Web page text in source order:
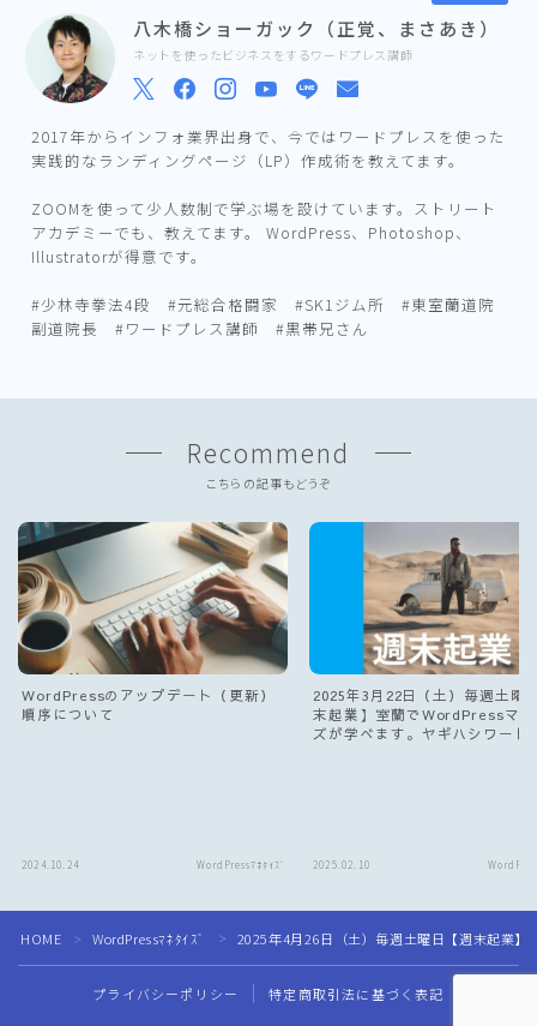
八木橋ショーガック（正覚、まさあき）
ネットを使ったビジネスをするワードプレス講師
2017年からインフォ業界出身で、今ではワードプレスを使った
実践的なランディングページ（LP）作成術を教えてます。
ZOOMを使って少人数制で学ぶ場を設けています。ストリート
アカデミーでも、教えてます。 WordPress、Photoshop、
Illustratorが得意です。
#少林寺拳法4段 #元総合格闘家 #SK1ジム所 #東室蘭道院
副道院長 #ワードプレス講師 #黒帯兄さん
Recommend
こちらの記事もどうぞ
WordPressのアップデート（更新）
順序について
2024.10.24 WordPressﾏﾈﾀｲｽﾞ
2025年3月22日（土）毎週土曜
末起業】室蘭でWordPressマ
ズが学べます。ヤギハシワード
2025.02.10
HOME ＞ WordPressﾏﾈﾀｲｽﾞ ＞ 2025年4月26日（土）毎週土曜日【週末起業】
プライバシーポリシー 特定商取引法に基づく表記